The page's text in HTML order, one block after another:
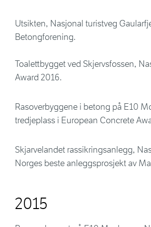
Utsikten, Nasjonal turistveg
Betongforening.
Toalettbygget ved Skjervsfossen,
Award 2016.
Rasoverbyggene i betong på E10
tredjeplass i European Concrete
Skjarvelandet rassikringsanlegg,
Norges beste anleggsprosjekt av
2015